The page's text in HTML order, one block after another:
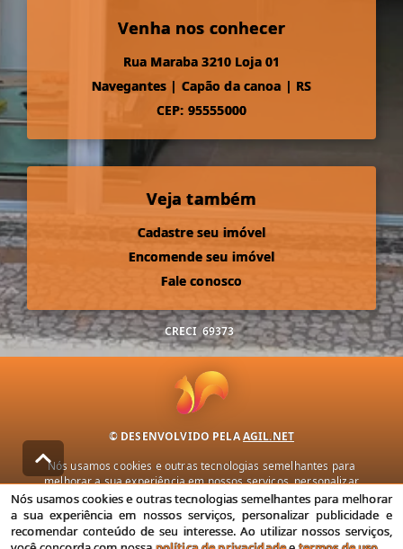
Venha nos conhecer
Rua Maraba 3210 Loja 01
Navegantes | Capão da canoa | RS
CEP: 95555000
Veja também
Cadastre seu imóvel
Encomende seu imóvel
Fale conosco
CRECI 69373
© DESENVOLVIDO PELAAGIL.NET
Nós usamos cookies e outras tecnologias semelhantes para
melhorar a sua experiência em nossos serviços, personalizar
publicidade e recomendar conteúdo de seu interesse. Ao utilizar
nossos serviços, você concorda com nossa política de privacidade e
termos de uso.
Nós usamos cookies e outras tecnologias semelhantes para melhorar
a sua experiência em nossos serviços, personalizar publicidade e
recomendar conteúdo de seu interesse. Ao utilizar nossos serviços,